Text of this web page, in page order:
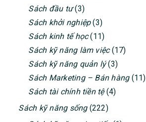
Sách đầu tư(3)
Sách khởi nghiệp(3)
Sách kinh tế học(11)
Sách kỹ năng làm việc(17)
Sách kỹ năng quản lý(3)
Sách Marketing – Bán hàng(11)
Sách tài chính tiền tệ(4)
Sách kỹ năng sống(222)